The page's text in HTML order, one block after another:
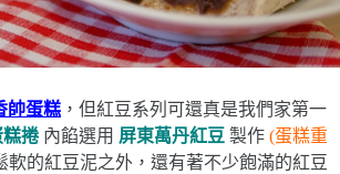
帥蛋糕 ，但紅豆系列可還真是我們家第一
捲內餡選用 屏東萬丹紅豆 製作 (蛋糕重
軟的紅豆泥之外，還有著不少飽滿的紅豆